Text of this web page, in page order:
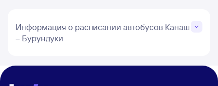
Информация о расписании автобусов Канаш
– Бурундуки